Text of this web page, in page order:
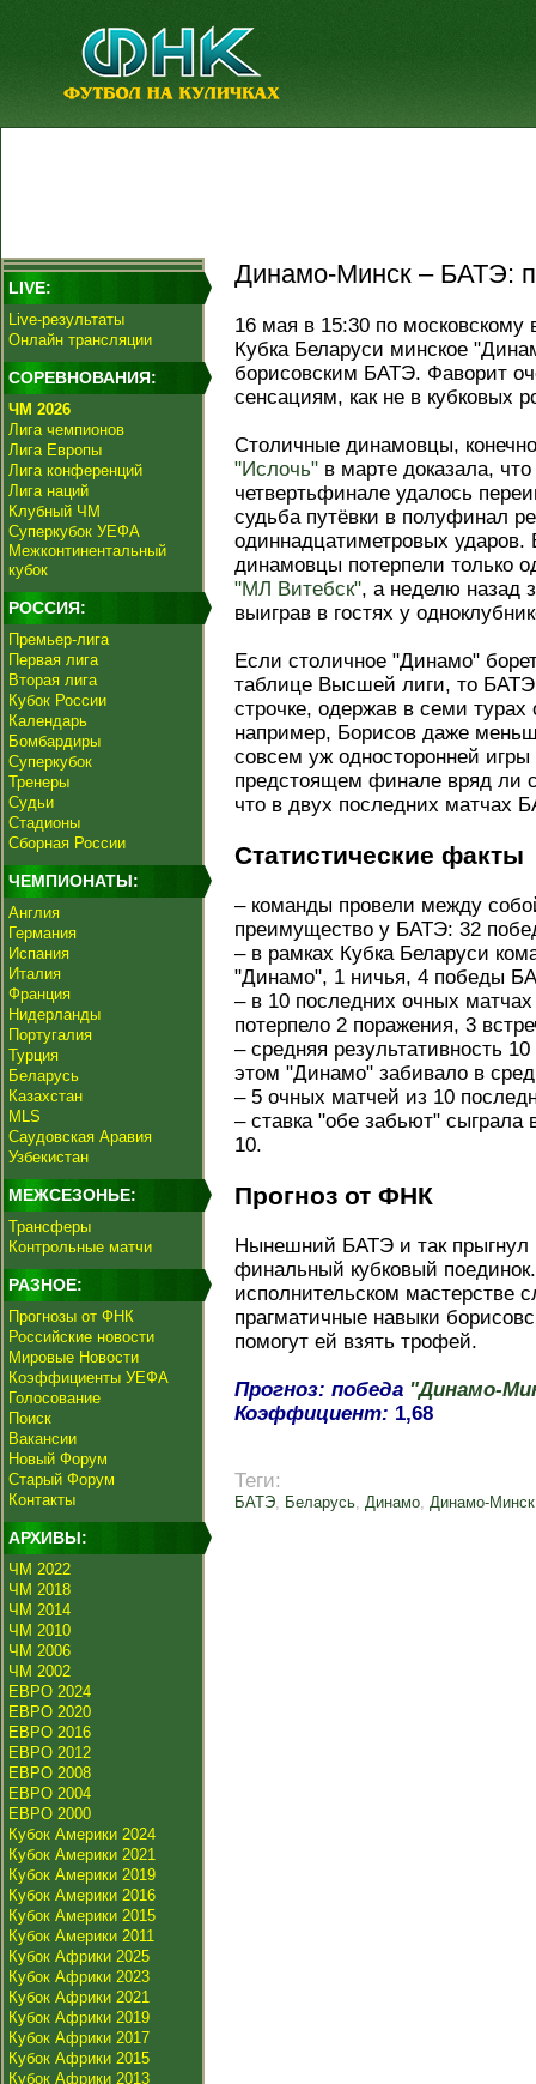
LIVE:
Live-результаты
Онлайн трансляции
СОРЕВНОВАНИЯ:
ЧМ 2026
Лига чемпионов
Лига Европы
Лига конференций
Лига наций
Клубный ЧМ
Суперкубок УЕФА
Межконтинентальный
кубок
РОССИЯ:
Премьер-лига
Первая лига
Вторая лига
Кубок России
Календарь
Бомбардиры
Суперкубок
Тренеры
Судьи
Стадионы
Сборная России
ЧЕМПИОНАТЫ:
Англия
Германия
Испания
Италия
Франция
Нидерланды
Португалия
Турция
Беларусь
Казахстан
MLS
Саудовская Аравия
Узбекистан
МЕЖСЕЗОНЬЕ:
Трансферы
Контрольные матчи
РАЗНОЕ:
Прогнозы от ФНК
Российские новости
Мировые Новости
Коэффициенты УЕФА
Голосование
Поиск
Вакансии
Новый Форум
Старый Форум
Контакты
АРХИВЫ:
ЧМ 2022
ЧМ 2018
ЧМ 2014
ЧМ 2010
ЧМ 2006
ЧМ 2002
ЕВРО 2024
ЕВРО 2020
ЕВРО 2016
ЕВРО 2012
ЕВРО 2008
ЕВРО 2004
ЕВРО 2000
Кубок Америки 2024
Кубок Америки 2021
Кубок Америки 2019
Кубок Америки 2016
Кубок Америки 2015
Кубок Америки 2011
Кубок Африки 2025
Кубок Африки 2023
Кубок Африки 2021
Кубок Африки 2019
Кубок Африки 2017
Кубок Африки 2015
Кубок Африки 2013
Динамо-Минск – БАТЭ:
16 мая в 15:30 по
Кубка Беларуси минское
борисовским БАТЭ. Фаворит
сенсациям, как не в кубковых
Столичные динамовцы,
"Ислочь" в марте доказала,
четвертьфинале удалось
судьба путёвки в полуфинал
одиннадцатиметровых
динамовцы потерпели только
"МЛ Витебск", а неделю назад
выиграв в гостях у
Если столичное "Динамо"
таблице Высшей лиги, то БАТЭ
строчке, одержав в семи турах
например, Борисов даже
совсем уж односторонней
предстоящем финале вряд ли
что в двух последних матчах
Статистические факты
– команды провели между
преимущество у БАТЭ: 32
– в рамках Кубка Беларуси
"Динамо", 1 ничья, 4 победы
– в 10 последних очных
потерпело 2 поражения, 3
– средняя результативность
этом "Динамо" забивало в
– 5 очных матчей из 10
– ставка "обе забьют"
10.
Прогноз от ФНК
Нынешний БАТЭ и так
финальный кубковый
исполнительском мастерстве
прагматичные навыки
помогут ей взять трофей.
Прогноз: победа "Динамо-
Коэффициент: 1,68
Теги:
БАТЭ, Беларусь, Динамо, Динамо-Минск